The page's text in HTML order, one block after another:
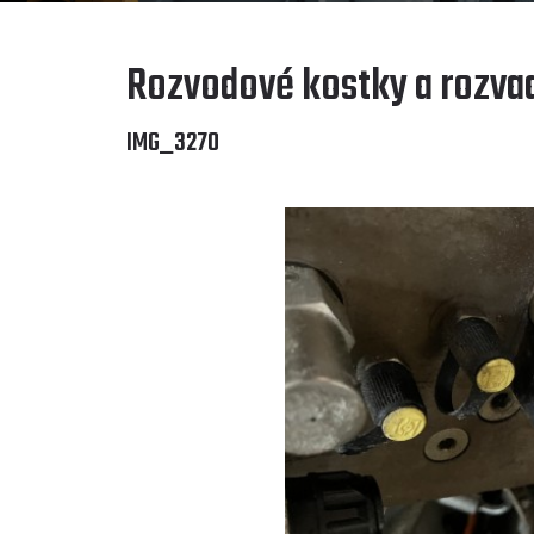
Rozvodové kostky a
IMG_3270